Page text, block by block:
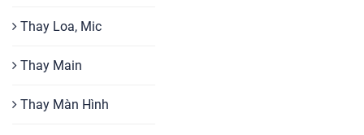
Thay Loa, Mic
Thay Main
Thay Màn Hình